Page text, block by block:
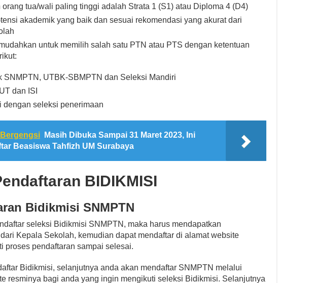
orang tua/wali paling tinggi adalah Strata 1 (S1) atau Diploma 4 (D4)
akademik yang baik dan sesuai rekomendasi yang akurat dari
untuk memilih salah satu PTN atau PTS dengan ketentuan
SNMPTN, UTBK-SBMPTN dan Seleksi Mandiri
dan ISI
dengan seleksi penerimaan
Masih Dibuka Sampai 31 Maret 2023, Ini
Beasiswa Tahfizh UM Surabaya
BIDIKMISI
Bidikmisi SNMPTN
seleksi Bidikmisi SNMPTN, maka harus mendapatkan
Kepala Sekolah, kemudian dapat mendaftar di alamat website
proses pendaftaran sampai selesai.
Bidikmisi, selanjutnya anda akan mendaftar SNMPTN melalui
resminya bagi anda yang ingin mengikuti seleksi Bidikmisi. Selanjutnya